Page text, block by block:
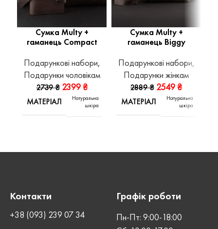
Сумка Multy +
гаманець Compact
Подарункові набори,
Подарунки чоловікам
2739₴ 2399 ₴
МАТЕРІАЛ
Натуральна
шкіра
Сумка Multy +
гаманець Biggy
Подарункові набори,
Подарунки жінкам
2889₴ 2549 ₴
МАТЕРІАЛ
Натуральна
шкіра
Контакти
+38 (093) 239 07 34
Графік роботи
Пн-Пт: 9:00-18:00